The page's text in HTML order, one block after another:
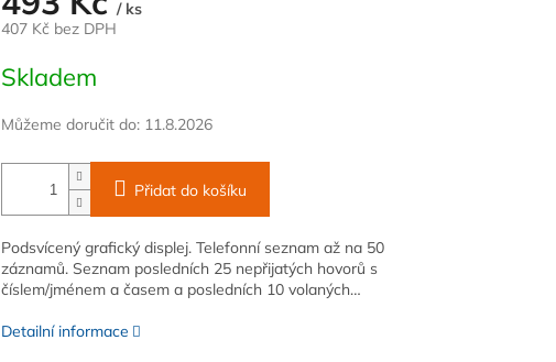
/ ks
407 Kč bez DPH
cena:
Skladem
Můžeme doručit do: 11.8.2026
Přidat do košíku
Podsvícený grafický displej. Telefonní seznam až na 50
záznamů. Seznam posledních 25 nepřijatých hovorů s
číslem/jménem a časem a posledních 10 volaných…
Detailní informace